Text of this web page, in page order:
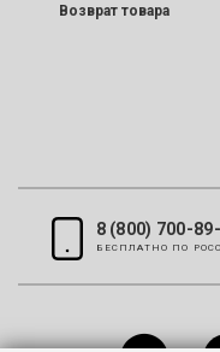
Возврат товара
8 (800) 700-
БЕСПЛАТНО ПО